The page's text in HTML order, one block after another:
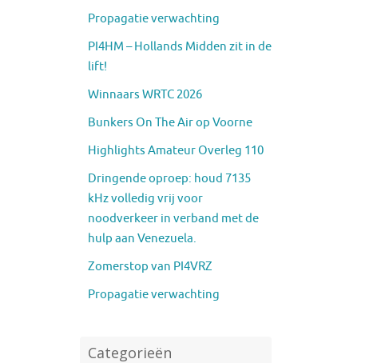
Propagatie verwachting
PI4HM – Hollands Midden zit in de
lift!
Winnaars WRTC 2026
Bunkers On The Air op Voorne
Highlights Amateur Overleg 110
Dringende oproep: houd 7135
kHz volledig vrij voor
noodverkeer in verband met de
hulp aan Venezuela.
Zomerstop van PI4VRZ
Propagatie verwachting
Categorieën